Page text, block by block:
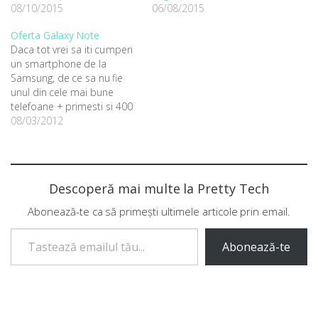
08/10/2015
06/08/2015
Oferta Galaxy Note
Daca tot vrei sa iti cumperi
un smartphone de la
Samsung, de ce sa nu fie
unul din cele mai bune
telefoane + primesti si 400
lei inapoi
GALAXY Note intre 5 martie
cadou 400 de lei pe un
card…
08/03/2012
Descoperă mai multe la Pretty Tech
Abonează-te ca să primești ultimele articole prin email.
Tastează emailul tău...
Abonează-te